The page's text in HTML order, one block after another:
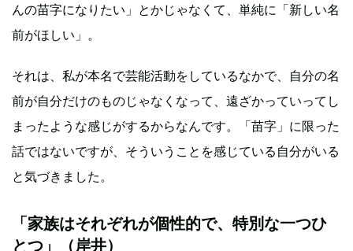
んの苗字になりたい」とかじゃなくて、単純に「新しい名
前がほしい」。
それは、私が本名で芸能活動をしているなかで、自分の名
前が自分だけのものじゃなくなって、遠ざかっていってし
まったような感じがするからなんです。「苗字」に限った
話ではないですが、そういうことを感じている自分がいる
と気づきました。
「家族はそれぞれが個性的で、特別な一つひ
とつ」（岸井）